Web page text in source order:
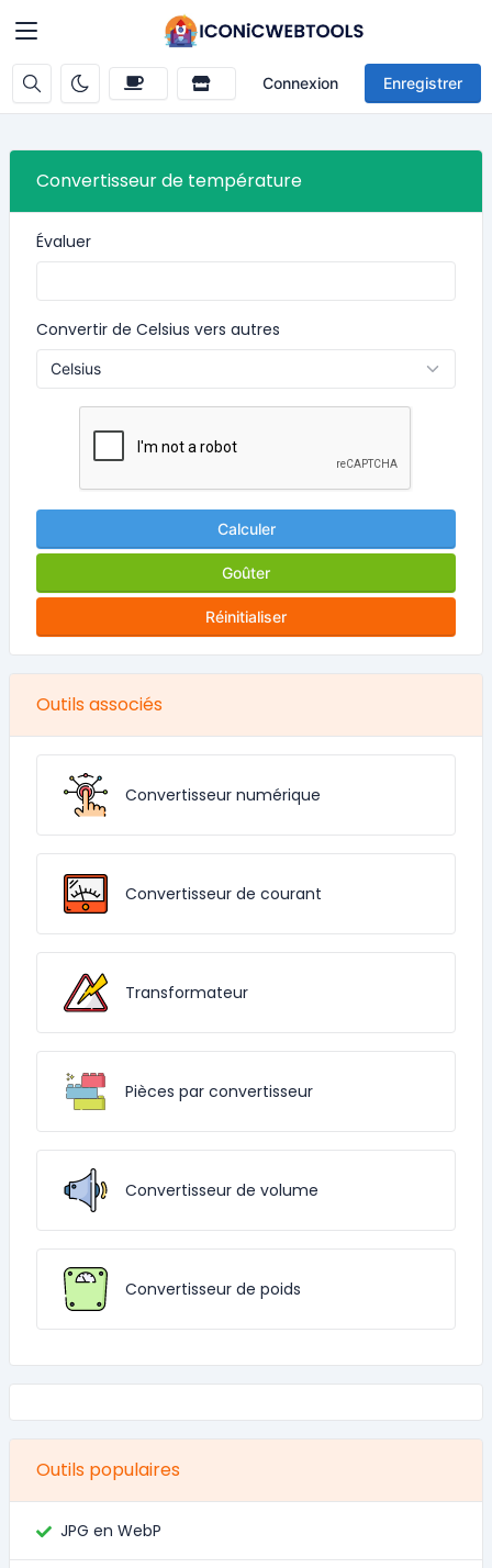
Connexion Enregistrer
Convertisseur de température
Évaluer
Convertir de Celsius vers autres
Calculer
Goûter
Réinitialiser
Outils associés
Convertisseur numérique
Convertisseur de courant
Transformateur
Pièces par convertisseur
Convertisseur de volume
Convertisseur de poids
Outils populaires
JPG en WebP